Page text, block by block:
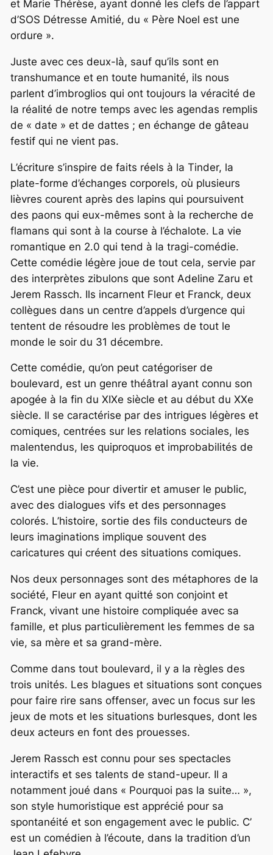
et Marie Thérèse, ayant donné les clefs de l’appart
d’SOS Détresse Amitié, du « Père Noel est une
ordure ».
Juste avec ces deux-là, sauf qu’ils sont en
transhumance et en toute humanité, ils nous
parlent d’imbroglios qui ont toujours la véracité de
la réalité de notre temps avec les agendas remplis
de « date » et de dattes ; en échange de gâteau
festif qui ne vient pas.
L’écriture s’inspire de faits réels à la Tinder, la
plate-forme d’échanges corporels, où plusieurs
lièvres courent après des lapins qui poursuivent
des paons qui eux-mêmes sont à la recherche de
flamans qui sont à la course à l’échalote. La vie
romantique en 2.0 qui tend à la tragi-comédie.
Cette comédie légère joue de tout cela, servie par
des interprètes zibulons que sont Adeline Zaru et
Jerem Rassch. Ils incarnent Fleur et Franck, deux
collègues dans un centre d’appels d’urgence qui
tentent de résoudre les problèmes de tout le
monde le soir du 31 décembre.
Cette comédie, qu’on peut catégoriser de
boulevard, est un genre théâtral ayant connu son
apogée à la fin du XIXe siècle et au début du XXe
siècle. Il se caractérise par des intrigues légères et
comiques, centrées sur les relations sociales, les
malentendus, les quiproquos et improbabilités de
la vie.
C’est une pièce pour divertir et amuser le public,
avec des dialogues vifs et des personnages
colorés. L’histoire, sortie des fils conducteurs de
leurs imaginations implique souvent des
caricatures qui créent des situations comiques.
Nos deux personnages sont des métaphores de la
société, Fleur en ayant quitté son conjoint et
Franck, vivant une histoire compliquée avec sa
famille, et plus particulièrement les femmes de sa
vie, sa mère et sa grand-mère.
Comme dans tout boulevard, il y a la règles des
trois unités. Les blagues et situations sont conçues
pour faire rire sans offenser, avec un focus sur les
jeux de mots et les situations burlesques, dont les
deux acteurs en font des prouesses.
Jerem Rassch est connu pour ses spectacles
interactifs et ses talents de stand-upeur. Il a
notamment joué dans « Pourquoi pas la suite… »,
son style humoristique est apprécié pour sa
spontanéité et son engagement avec le public. C’
est un comédien à l’écoute, dans la tradition d’un